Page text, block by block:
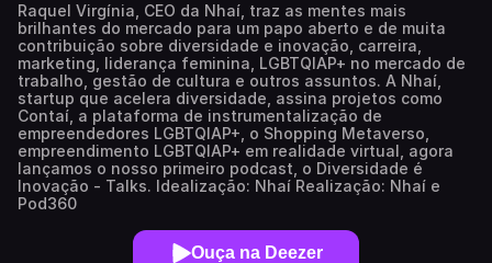
Raquel Virgínia, CEO da Nhaí, traz as mentes mais
brilhantes do mercado para um papo aberto e de muita
contribuição sobre diversidade e inovação, carreira,
marketing, liderança feminina, LGBTQIAP+ no mercado de
trabalho, gestão de cultura e outros assuntos. A Nhaí,
startup que acelera diversidade, assina projetos como
Contaí, a plataforma de instrumentalização de
empreendedores LGBTQIAP+, o Shopping Metaverso,
empreendimento LGBTQIAP+ em realidade virtual, agora
lançamos o nosso primeiro podcast, o Diversidade é
Inovação - Talks. Idealização: Nhaí Realização: Nhaí e
Pod360
Ouça na Deezer